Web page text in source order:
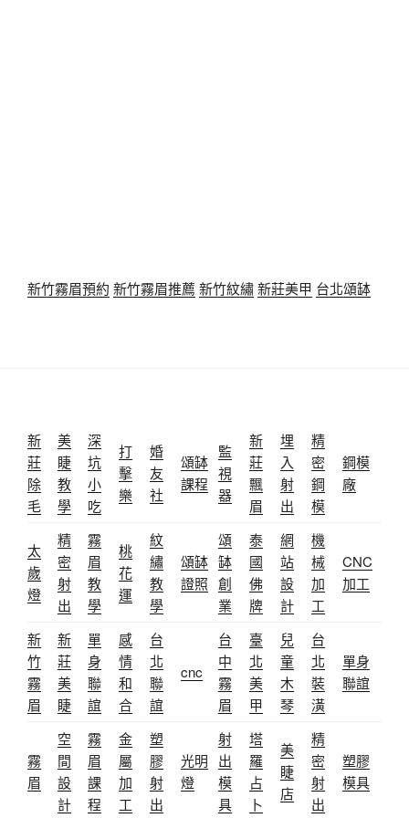
新竹霧眉預約 新竹霧眉推薦 新竹紋繡新莊美甲 台北頌缽
新
莊
除
毛
美
睫
教
學
深
坑
小
吃
打
擊
樂
婚
友
社
頌缽
課程
監
視
器
新
莊
飄
眉
埋
入
射
出
精
密
鋼
模
鋼模
廠
太
歲
燈
精
密
射
出
霧
眉
教
學
桃
花
運
紋
繡
教
學
頌缽
證照
頌
缽
創
業
泰
國
佛
牌
網
站
設
計
機
械
加
工
CNC
加工
新
竹
霧
眉
新
莊
美
睫
單
身
聯
誼
感
情
和
合
台
北
聯
誼
cnc
台
中
霧
眉
臺
北
美
甲
兒
童
木
琴
台
北
裝
潢
單身
聯誼
霧
眉
空
間
設
計
霧
眉
課
程
金
屬
加
工
塑
膠
射
出
光明
燈
射
出
模
具
塔
羅
占
卜
美
睫
店
精
密
射
出
塑膠
模具